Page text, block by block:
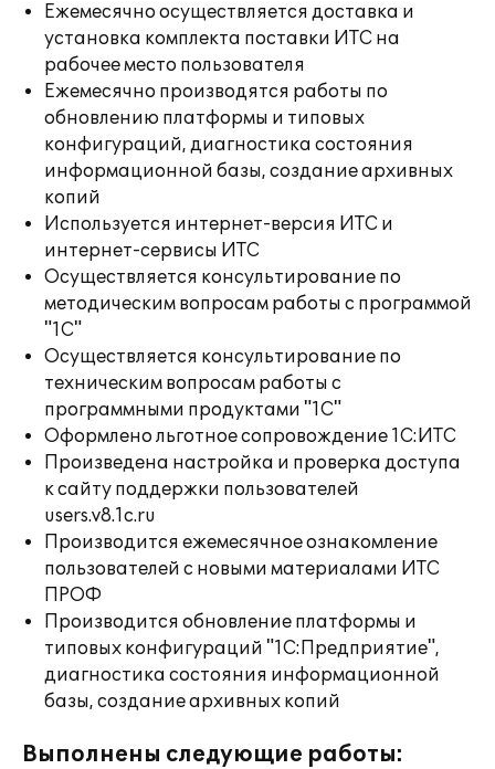
Ежемесячно осуществляется доставка и
установка комплекта поставки ИТС на
рабочее место пользователя
Ежемесячно производятся работы по
обновлению платформы и типовых
конфигураций, диагностика состояния
информационной базы, создание архивных
копий
Используется интернет-версия ИТС и
интернет-сервисы ИТС
Осуществляется консультирование по
методическим вопросам работы с программой
"1С"
Осуществляется консультирование по
техническим вопросам работы с
программными продуктами "1С"
Оформлено льготное сопровождение 1С:ИТС
Произведена настройка и проверка доступа
к сайту поддержки пользователей
users.v8.1c.ru
Производится ежемесячное ознакомление
пользователей с новыми материалами ИТС
ПРОФ
Производится обновление платформы и
типовых конфигураций "1С:Предприятие",
диагностика состояния информационной
базы, создание архивных копий
Выполнены следующие работы: